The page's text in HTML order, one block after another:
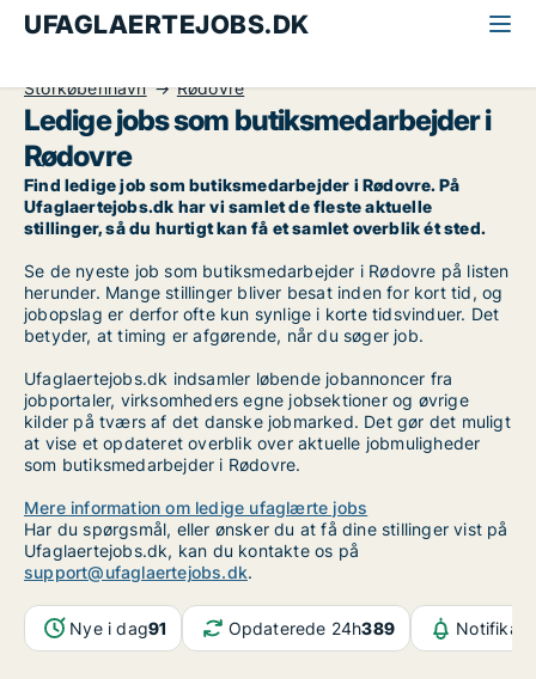
UFAGLAERTEJOBS.DK
Storkøbenhavn
Rødovre
Ledige jobs som butiksmedarbejder i
Rødovre
Find ledige job som butiksmedarbejder i Rødovre. På
Ufaglaertejobs.dk har vi samlet de fleste aktuelle
stillinger, så du hurtigt kan få et samlet overblik ét sted.
Se de nyeste job som butiksmedarbejder i Rødovre på listen
herunder. Mange stillinger bliver besat inden for kort tid, og
jobopslag er derfor ofte kun synlige i korte tidsvinduer. Det
betyder, at timing er afgørende, når du søger job.
Ufaglaertejobs.dk indsamler løbende jobannoncer fra
jobportaler, virksomheders egne jobsektioner og øvrige
kilder på tværs af det danske jobmarked. Det gør det muligt
at vise et opdateret overblik over aktuelle jobmuligheder
som butiksmedarbejder i Rødovre.
Mere information om ledige ufaglærte jobs
Har du spørgsmål, eller ønsker du at få dine stillinger vist på
Ufaglaertejobs.dk, kan du kontakte os på
support@ufaglaertejobs.dk.
Nye i dag91 Opdaterede 24h389